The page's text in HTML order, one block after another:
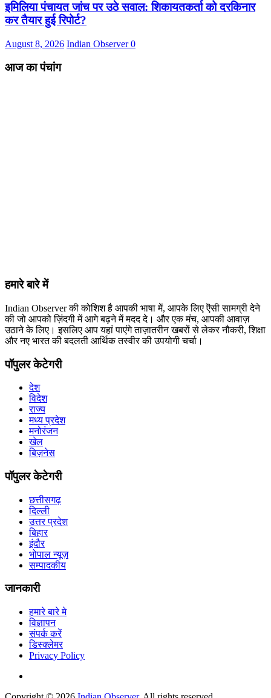
इमिलिया पंचायत जांच पर उठे सवाल: शिकायतकर्ता को दरकिनार
कर तैयार हुई रिपोर्ट?
August 8, 2026 Indian Observer0
आज का पंचांग
हमारे बारे में
Indian Observer की कोशिश है आपकी भाषा में, आपके लिए ऎसी सामग्री देने
की जो आपको ज़िंदगी में आगे बढ़ने में मदद दे। और एक मंच, आपकी आवाज़
उठाने के लिए। इसलिए आप यहां पाएंगे ताज़ातरीन खबरों से लेकर नौकरी, शिक्षा
और नए भारत की बदलती आर्थिक तस्वीर की उपयोगी चर्चा।
पॉपुलर केटेगरी
देश
विदेश
राज्य
मध्य प्रदेश
मनोरंजन
खेल
बिज़नेस
पॉपुलर केटेगरी
छत्तीसगढ़
दिल्ली
उत्तर प्रदेश
बिहार
इंदौर
भोपाल न्यूज़
सम्पादकीय
जानकारी
हमारे बारे मे
विज्ञापन
संपर्क करें
डिस्क्लेमर
Privacy Policy